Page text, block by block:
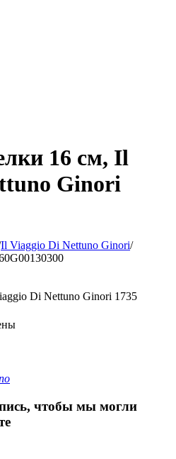
16 см, Il
Ginori
Il Viaggio Di Nettuno Ginori/
Di Nettuno Ginori 1735
чтобы мы могли